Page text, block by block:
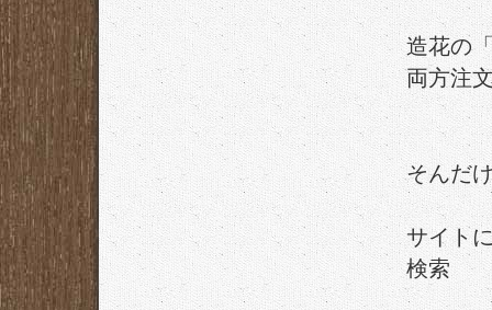
造花の
両方注
そんだ
サイト
検索